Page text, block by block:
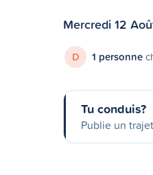
Mercredi 12
D 1 personne
Tu conduis?
Publie un